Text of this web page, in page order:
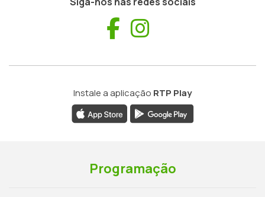
Facebook
Instale a aplicação RTP Play
Programação